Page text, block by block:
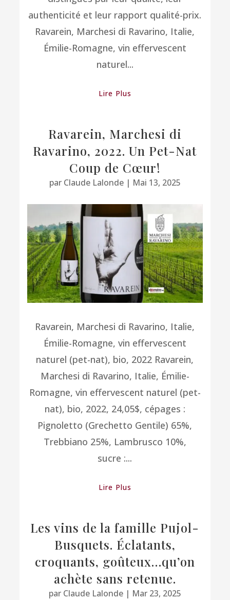
authenticité et leur rapport qualité-prix.
Ravarein, Marchesi di Ravarino, Italie,
Émilie-Romagne, vin effervescent
naturel...
Lire Plus
Ravarein, Marchesi di
Ravarino, 2022. Un Pet-Nat
Coup de Cœur!
par Claude Lalonde| Mai 13, 2025
Ravarein, Marchesi di Ravarino, Italie,
Émilie-Romagne, vin effervescent
naturel (pet-nat), bio, 2022 Ravarein,
Marchesi di Ravarino, Italie, Émilie-
Romagne, vin effervescent naturel (pet-
nat), bio, 2022, 24,05$, cépages :
Pignoletto (Grechetto Gentile) 65%,
Trebbiano 25%, Lambrusco 10%,
sucre :...
Lire Plus
Les vins de la famille Pujol-
Busquets. Éclatants,
croquants, goûteux…qu’on
achète sans retenue.
par Claude Lalonde| Mar 23, 2025